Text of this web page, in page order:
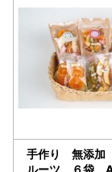
手作り 無添加
ルーツ ６袋